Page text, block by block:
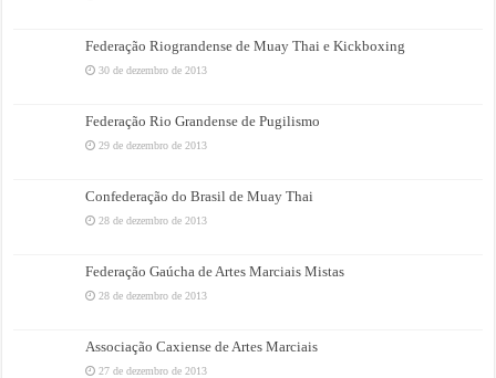
Federação Riograndense de Muay Thai e Kickboxing
30 de dezembro de 2013
Federação Rio Grandense de Pugilismo
29 de dezembro de 2013
Confederação do Brasil de Muay Thai
28 de dezembro de 2013
Federação Gaúcha de Artes Marciais Mistas
28 de dezembro de 2013
Associação Caxiense de Artes Marciais
27 de dezembro de 2013